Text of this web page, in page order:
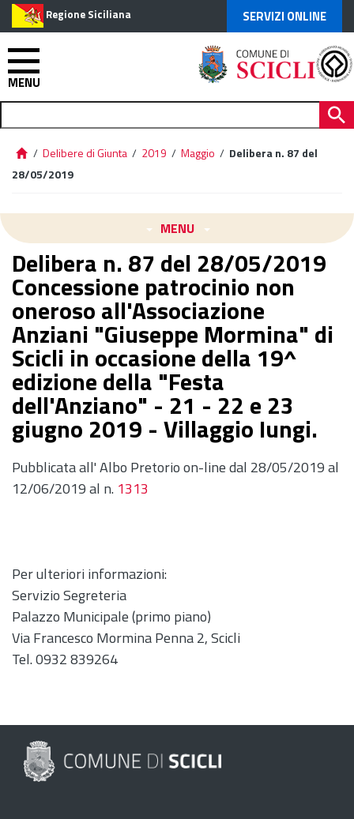
Regione Siciliana SERVIZI ONLINE
MENU
/ Delibere di Giunta / 2019 / Maggio / Delibera n. 87 del
28/05/2019
MENU
Delibera n. 87 del 28/05/2019
Concessione patrocinio non
oneroso all'Associazione
Anziani "Giuseppe Mormina" di
Scicli in occasione della 19^
edizione della "Festa
dell'Anziano" - 21 - 22 e 23
giugno 2019 - Villaggio Iungi.
Pubblicata all' Albo Pretorio on-line dal 28/05/2019 al
12/06/2019 al n. 1313
Per ulteriori informazioni:
Servizio Segreteria
Palazzo Municipale (primo piano)
Via Francesco Mormina Penna 2, Scicli
Tel. 0932 839264